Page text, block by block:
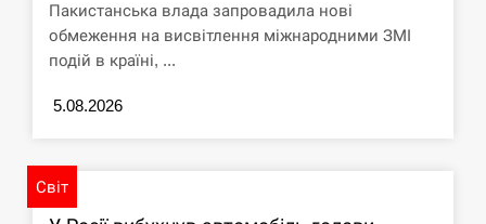
Пакистанська влада запровадила нові
обмеження на висвітлення міжнародними ЗМІ
подій в країні, ...
5.08.2026
Світ